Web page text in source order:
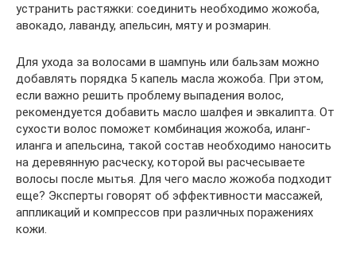
устранить растяжки: соединить необходимо жожоба,
авокадо, лаванду, апельсин, мяту и розмарин.
Для ухода за волосами в шампунь или бальзам можно
добавлять порядка 5 капель масла жожоба. При этом,
если важно решить проблему выпадения волос,
рекомендуется добавить масло шалфея и эвкалипта. От
сухости волос поможет комбинация жожоба, иланг-
иланга и апельсина, такой состав необходимо наносить
на деревянную расческу, которой вы расчесываете
волосы после мытья. Для чего масло жожоба подходит
еще? Эксперты говорят об эффективности массажей,
аппликаций и компрессов при различных поражениях
кожи.